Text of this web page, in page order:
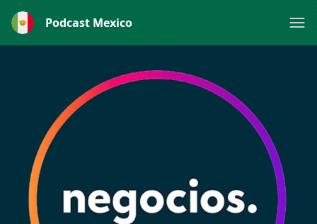
Podcast Mexico